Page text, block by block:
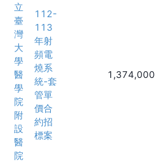
立
臺
灣
大
學
醫
學
院
附
設
醫
院
112-
113
年射
頻電
燒系
統-套
管單
價合
約招
標案
1,374,000